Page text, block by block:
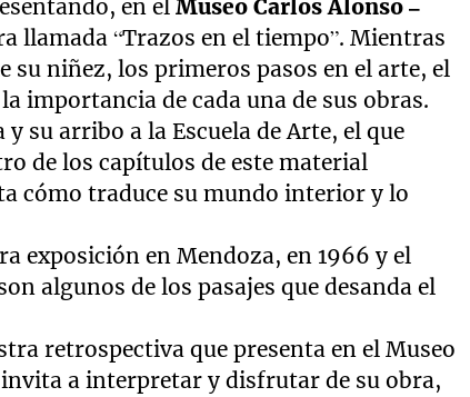
en elMuseo Carlos Alonso –
llamada “Trazos en el tiempo”. Mientras
su niñez, los primeros pasos en el arte, el
importancia de cada una de sus obras.
su arribo a la Escuela de Arte, el que
de los capítulos de este material
cómo traduce su mundo interior y lo
exposición en Mendoza, en 1966 y el
algunos de los pasajes que desanda el
retrospectiva que presenta en el Museo
a interpretar y disfrutar de su obra,